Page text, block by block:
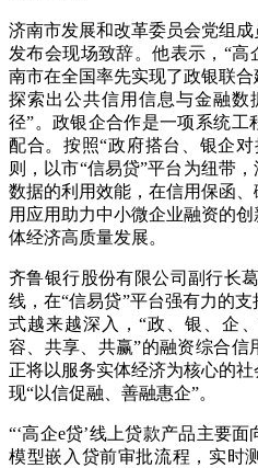
济南市发展和改革委员会党组
发布会现场致辞。他表示，“高
南市在全国率先实现了政银联
探索出公共信用信息与金融数
径”。政银企合作是一项系统工
配合。按照“政府搭台、银企
则，以市“信易贷”平台为纽带
数据的利用效能，在信用保函
用应用助力中小微企业融资的
体经济高质量发展。
齐鲁银行股份有限公司副行长
线，在“信易贷”平台强有力的
式越来越深入，“政、银、企
容、共享、共赢”的融资综合
正将以服务实体经济为核心的
现“以信促融、善融惠企”。
“‘高企e贷’线上贷款产品主要
模型嵌入贷前审批流程，实时